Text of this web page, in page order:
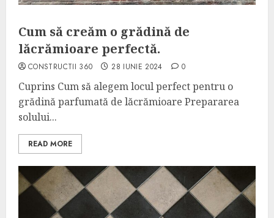
Cum să creăm o grădină de
lăcrămioare perfectă.
CONSTRUCTII 360 28 IUNIE 2024 0
Cuprins Cum să alegem locul perfect pentru o
grădină parfumată de lăcrămioare Prepararea
solului...
READ MORE